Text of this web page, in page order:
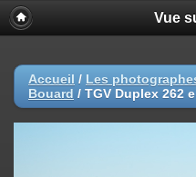
Vue
Accueil / Les
Bouard / TGV Duplex 262